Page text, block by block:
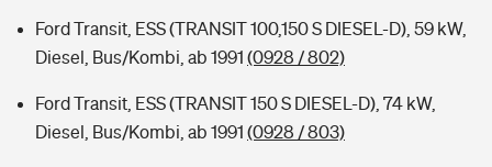
Ford Transit, ESS (TRANSIT 100,150 S DIESEL-D), 59 kW,
Diesel, Bus/Kombi, ab 1991 (0928 / 802)
Ford Transit, ESS (TRANSIT 150 S DIESEL-D), 74 kW,
Diesel, Bus/Kombi, ab 1991 (0928 / 803)